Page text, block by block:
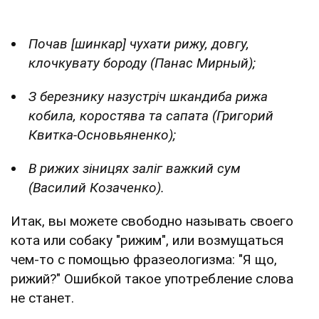
Почав [шинкар] чухати рижу, довгу,
клочкувату бороду (Панас Мирный);
З березнику назустріч шкандиба рижа
кобила, коростява та сапата (Григорий
Квитка-Основьяненко);
В рижих зіницях заліг важкий сум
(Василий Козаченко).
Итак, вы можете свободно называть своего
кота или собаку "рижим", или возмущаться
чем-то с помощью фразеологизма: "Я що,
рижий?" Ошибкой такое употребление слова
не станет.